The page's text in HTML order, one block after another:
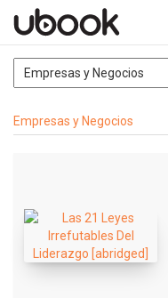
Empresas y Negocios